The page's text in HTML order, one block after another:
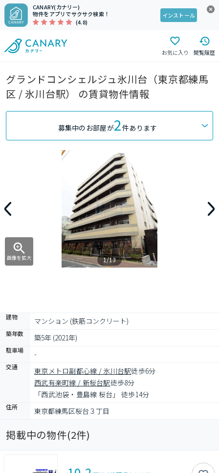
CANARY(カナリー)
物件をアプリでサクサク検索！
(4.8)
インストール
お気に入り 閲覧履歴
グランドコンシェルジュ氷川台（東京都練馬
区 / 氷川台駅） の賃貸物件情報
募集中のお部屋が2件あります
画像を拡大 1/13
建物 マンション (鉄筋コンクリート)
築年数 築5年 (2021年)
駐車場 -
交通 東京メトロ副都心線 / 氷川台駅徒歩6分
西武有楽町線 / 新桜台駅徒歩8分
「西武池袋・豊島線 桜台」 徒歩14分
住所 東京都練馬区桜台３丁目
掲載中の物件(2件)